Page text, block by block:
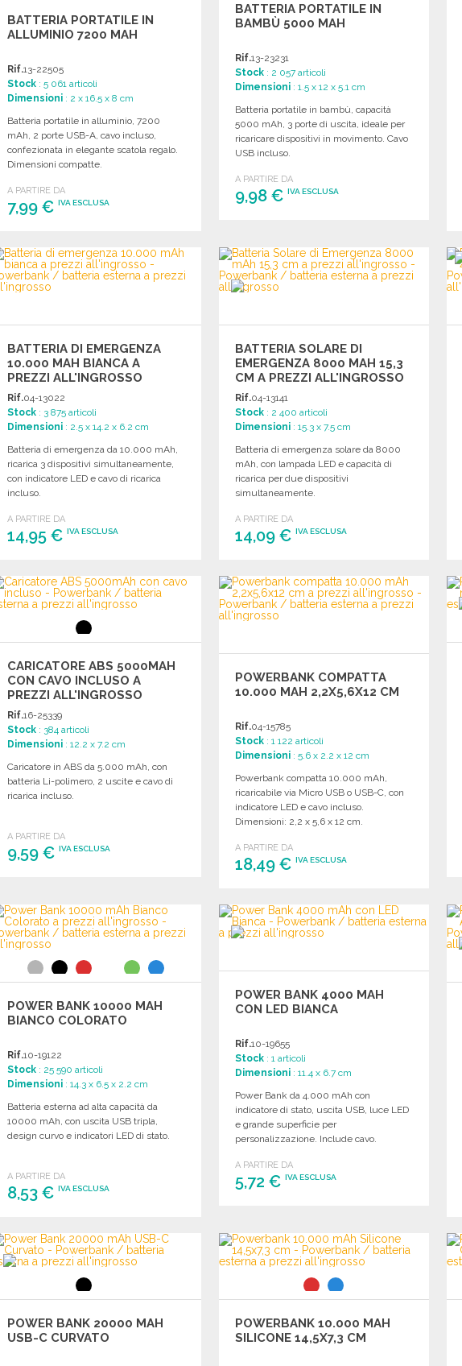
BATTERIA PORTATILE IN
ALLUMINIO 7200 MAH
Rif.13-22505
Stock : 5 061 articoli
Dimensioni : 2 x 16.5 x 8 cm
Batteria portatile in alluminio, 7200
mAh, 2 porte USB-A, cavo incluso,
confezionata in elegante scatola regalo.
Dimensioni compatte.
A PARTIRE DA
7,99 €IVA ESCLUSA
Richiedi un preventivo
BATTERIA PORTATILE IN
BAMBÙ 5000 MAH
Rif.13-23231
Stock : 2 057 articoli
Dimensioni : 1.5 x 12 x 5.1 cm
Batteria portatile in bambù, capacità
5000 mAh, 3 porte di uscita, ideale per
ricaricare dispositivi in movimento. Cavo
USB incluso.
A PARTIRE DA
9,98 €IVA ESCLUSA
Richiedi un preventivo
BATTERIA DI EMERGENZA
10.000 MAH BIANCA A
PREZZI ALL'INGROSSO
Rif.04-13022
Stock : 3 875 articoli
Dimensioni : 2.5 x 14.2 x 6.2 cm
Batteria di emergenza da 10.000 mAh,
ricarica 3 dispositivi simultaneamente,
con indicatore LED e cavo di ricarica
incluso.
A PARTIRE DA
14,95 €IVA ESCLUSA
Richiedi un preventivo
BATTERIA SOLARE DI
EMERGENZA 8000 MAH 15,3
CM A PREZZI ALL'INGROSSO
Rif.04-13141
Stock : 2 400 articoli
Dimensioni : 15.3 x 7.5 cm
Batteria di emergenza solare da 8000
mAh, con lampada LED e capacità di
ricarica per due dispositivi
simultaneamente.
A PARTIRE DA
14,09 €IVA ESCLUSA
Richiedi un preventivo
CARICATORE ABS 5000MAH
CON CAVO INCLUSO A
PREZZI ALL'INGROSSO
Rif.16-25339
Stock : 384 articoli
Dimensioni : 12.2 x 7.2 cm
Caricatore in ABS da 5.000 mAh, con
batteria Li-polimero, 2 uscite e cavo di
ricarica incluso.
A PARTIRE DA
9,59 €IVA ESCLUSA
Richiedi un preventivo
POWERBANK COMPATTA
10.000 MAH 2,2X5,6X12 CM
Rif.04-15785
Stock : 1 122 articoli
Dimensioni : 5.6 x 2.2 x 12 cm
Powerbank compatta 10.000 mAh,
ricaricabile via Micro USB o USB-C, con
indicatore LED e cavo incluso.
Dimensioni: 2,2 x 5,6 x 12 cm.
A PARTIRE DA
18,49 €IVA ESCLUSA
Richiedi un preventivo
POWER BANK 10000 MAH
BIANCO COLORATO
Rif.10-19122
Stock : 25 590 articoli
Dimensioni : 14.3 x 6.5 x 2.2 cm
Batteria esterna ad alta capacità da
10000 mAh, con uscita USB tripla,
design curvo e indicatori LED di stato.
A PARTIRE DA
8,53 €IVA ESCLUSA
Richiedi un preventivo
POWER BANK 4000 MAH
CON LED BIANCA
Rif.10-19655
Stock : 1 articoli
Dimensioni : 11.4 x 6.7 cm
Power Bank da 4.000 mAh con
indicatore di stato, uscita USB, luce LED
e grande superficie per
personalizzazione. Include cavo.
A PARTIRE DA
5,72 €IVA ESCLUSA
Richiedi un preventivo
POWER BANK 20000 MAH
USB-C CURVATO
POWERBANK 10.000 MAH
SILICONE 14,5X7,3 CM